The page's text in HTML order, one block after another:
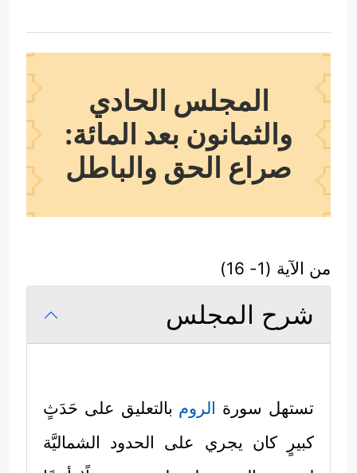
المجلس الحادي
والثمانون بعد المائة:
صراع الحق والباطل
من الآية (1- 16)
شرح المجلس
تستهل سورة الروم بالتعليق على حَدَثٍ
كبيرٍ كان يجري على الحدود الشماليَّة